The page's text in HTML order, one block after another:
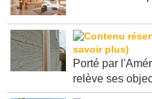
Porté par
relève ses